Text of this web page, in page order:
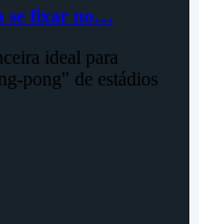
se fixar no…
ideal para
pong" de estádios